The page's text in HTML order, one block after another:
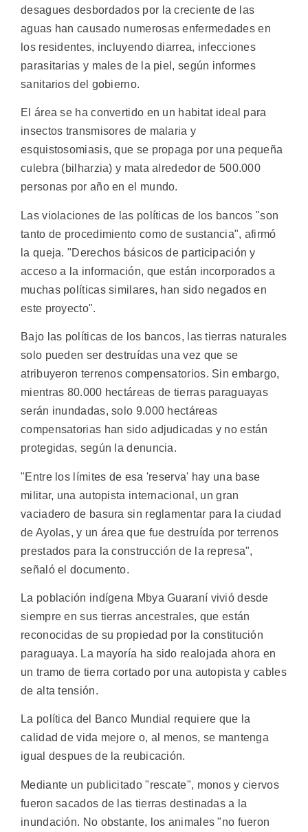
desagues desbordados por la creciente de las
aguas han causado numerosas enfermedades en
los residentes, incluyendo diarrea, infecciones
parasitarias y males de la piel, según informes
sanitarios del gobierno.
El área se ha convertido en un habitat ideal para
insectos transmisores de malaria y
esquistosomiasis, que se propaga por una pequeña
culebra (bilharzia) y mata alrededor de 500.000
personas por año en el mundo.
Las violaciones de las políticas de los bancos "son
tanto de procedimiento como de sustancia", afirmó
la queja. "Derechos básicos de participación y
acceso a la información, que están incorporados a
muchas políticas similares, han sido negados en
este proyecto".
Bajo las políticas de los bancos, las tierras naturales
solo pueden ser destruídas una vez que se
atribuyeron terrenos compensatorios. Sin embargo,
mientras 80.000 hectáreas de tierras paraguayas
serán inundadas, solo 9.000 hectáreas
compensatorias han sido adjudicadas y no están
protegidas, según la denuncia.
"Entre los límites de esa 'reserva' hay una base
militar, una autopista internacional, un gran
vaciadero de basura sin reglamentar para la ciudad
de Ayolas, y un área que fue destruída por terrenos
prestados para la construcción de la represa",
señaló el documento.
La población indígena Mbya Guaraní vivió desde
siempre en sus tierras ancestrales, que están
reconocidas de su propiedad por la constitución
paraguaya. La mayoría ha sido realojada ahora en
un tramo de tierra cortado por una autopista y cables
de alta tensión.
La política del Banco Mundial requiere que la
calidad de vida mejore o, al menos, se mantenga
igual despues de la reubicación.
Mediante un publicitado "rescate", monos y ciervos
fueron sacados de las tierras destinadas a la
inundación. No obstante, los animales "no fueron